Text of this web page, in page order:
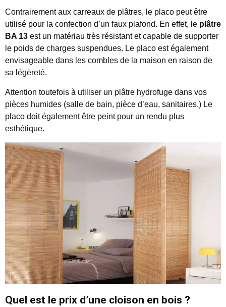
Contrairement aux carreaux de plâtres, le placo peut être
utilisé pour la confection d’un faux plafond. En effet, le plâtre
BA 13 est un matériau très résistant et capable de supporter
le poids de charges suspendues. Le placo est également
envisageable dans les combles de la maison en raison de
sa légèreté.
Attention toutefois à utiliser un plâtre hydrofuge dans vos
pièces humides (salle de bain, pièce d’eau, sanitaires.) Le
placo doit également être peint pour un rendu plus
esthétique.
Quel est le prix d’une cloison en bois ?